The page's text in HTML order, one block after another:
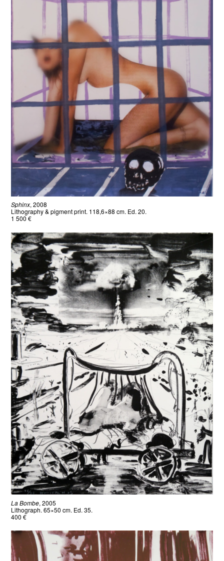
Sphinx, 2008
Lithography & pigment print. 118,6×88 cm. Ed. 20.
1 500 €
La Bombe, 2005
Lithograph. 65×50 cm. Ed. 35.
400 €